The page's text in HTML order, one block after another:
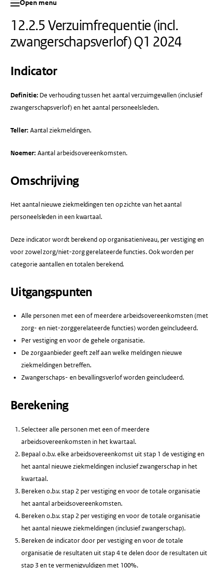
Open menu
12.2.5 Verzuimfrequentie (incl.
zwangerschapsverlof) Q1 2024
Indicator
Definitie: De verhouding tussen het aantal verzuimgevallen (inclusief
zwangerschapsverlof) en het aantal personeelsleden.
Teller: Aantal ziekmeldingen.
Noemer: Aantal arbeidsovereenkomsten.
Omschrijving
Het aantal nieuwe ziekmeldingen ten op zichte van het aantal
personeelsleden in een kwartaal.
Deze indicator wordt berekend op organisatieniveau, per vestiging en
voor zowel zorg/niet-zorg gerelateerde functies. Ook worden per
categorie aantallen en totalen berekend.
Uitgangspunten
Alle personen met een of meerdere arbeidsovereenkomsten (met
zorg- en niet-zorggerelateerde functies) worden geïncludeerd.
Per vestiging en voor de gehele organisatie.
De zorgaanbieder geeft zelf aan welke meldingen nieuwe
ziekmeldingen betreffen.
Zwangerschaps- en bevallingsverlof worden geincludeerd.
Berekening
Selecteer alle personen met een of meerdere
arbeidsovereenkomsten in het kwartaal.
Bepaal o.b.v. elke arbeidsovereenkomst uit stap 1 de vestiging en
het aantal nieuwe ziekmeldingen inclusief zwangerschap in het
kwartaal.
Bereken o.b.v. stap 2 per vestiging en voor de totale organisatie
het aantal arbeidsovereenkomsten.
Bereken o.b.v. stap 2 per vestiging en voor de totale organisatie
het aantal nieuwe ziekmeldingen (inclusief zwangerschap).
Bereken de indicator door per vestiging en voor de totale
organisatie de resultaten uit stap 4 te delen door de resultaten uit
stap 3 en te vermenigvuldigen met 100%.